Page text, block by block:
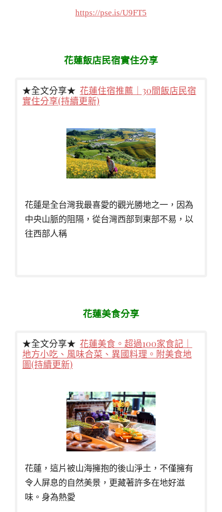
https://pse.is/U9FT5
花蓮飯店民宿實住分享
★全文分享★ 花蓮住宿推薦｜30間飯店民宿
實住分享(持續更新)
花蓮是全台灣我最喜愛的觀光勝地之一，因為
中央山脈的阻隔，從台灣西部到東部不易，以
往西部人稱
花蓮美食分享
★全文分享★ 花蓮美食。超過100家食記｜
地方小吃、風味合菜、異國料理。附美食地
圖(持續更新)
花蓮，這片被山海擁抱的後山淨土，不僅擁有
令人屏息的自然美景，更藏著許多在地好滋
味。身為熱愛